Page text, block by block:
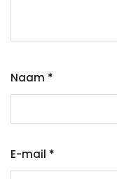
Naam *
E-mail *